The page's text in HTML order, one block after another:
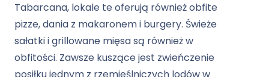
Tabarcana, lokale te oferują również obfite
pizze, dania z makaronem i burgery. Świeże
sałatki i grillowane mięsa są również w
obfitości. Zawsze kuszące jest zwieńczenie